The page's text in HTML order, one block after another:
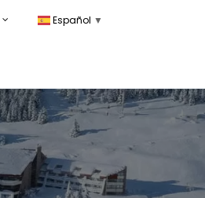
Español ▼